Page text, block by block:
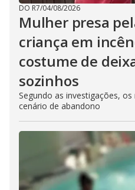
DO R7/04/08/2026
Mulher presa
criança em
costume de
sozinhos
Segundo as investigações,
cenário de abandono